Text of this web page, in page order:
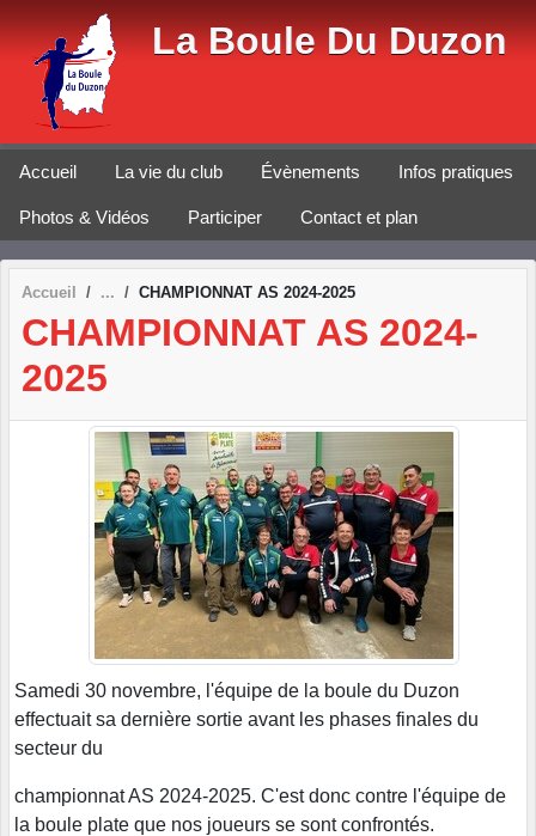
La Boule Du Duzon
Accueil La vie du club Évènements Infos pratiques
Photos & Vidéos Participer Contact et plan
Accueil CHAMPIONNAT AS 2024-2025
CHAMPIONNAT AS 2024-
2025
Samedi 30 novembre, l'équipe de la boule du Duzon
effectuait sa dernière sortie avant les phases finales du
secteur du
championnat AS 2024-2025. C'est donc contre l'équipe de
la boule plate que nos joueurs se sont confrontés.
Panneau de gestion des cookies